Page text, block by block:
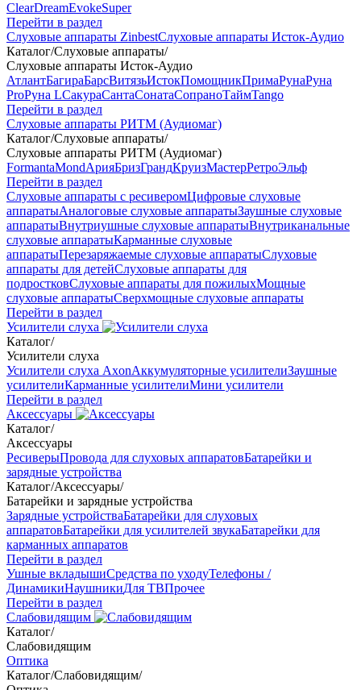
ClearDreamEvokeSuper
Перейти в раздел
Слуховые аппараты ZinbestСлуховые аппараты Исток-Аудио
Каталог/Слуховые аппараты/
Слуховые аппараты Исток-Аудио
АтлантБагираБарсВитязьИстокПомощникПримаРунаРуна
ProРуна LСакураСантаСонатаСопраноТаймTango
Перейти в раздел
Слуховые аппараты РИТМ (Аудиомаг)
Каталог/Слуховые аппараты/
Слуховые аппараты РИТМ (Аудиомаг)
FormantaMondАрияБризГрандКруизМастерРетроЭльф
Перейти в раздел
Слуховые аппараты с ресиверомЦифровые слуховые
аппаратыАналоговые слуховые аппаратыЗаушные слуховые
аппаратыВнутриушные слуховые аппаратыВнутриканальные
слуховые аппаратыКарманные слуховые
аппаратыПерезаряжаемые слуховые аппаратыСлуховые
аппараты для детейСлуховые аппараты для
подростковСлуховые аппараты для пожилыхМощные
слуховые аппаратыСверхмощные слуховые аппараты
Перейти в раздел
Усилители слуха
Каталог/
Усилители слуха
Усилители слуха AxonАккумуляторные усилителиЗаушные
усилителиКарманные усилителиМини усилители
Перейти в раздел
Аксессуары
Каталог/
Аксессуары
РесиверыПровода для слуховых аппаратовБатарейки и
зарядные устройства
Каталог/Аксессуары/
Батарейки и зарядные устройства
Зарядные устройстваБатарейки для слуховых
аппаратовБатарейки для усилителей звукаБатарейки для
карманных аппаратов
Перейти в раздел
Ушные вкладышиСредства по уходуТелефоны /
ДинамикиНаушникиДля ТВПрочее
Перейти в раздел
Слабовидящим
Каталог/
Слабовидящим
Оптика
Каталог/Слабовидящим/